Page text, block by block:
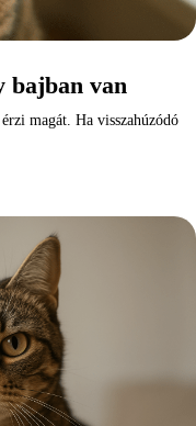
bajban van
magát. Ha visszahúzódó